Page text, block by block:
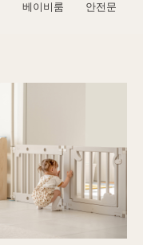
베이비룸 안전문